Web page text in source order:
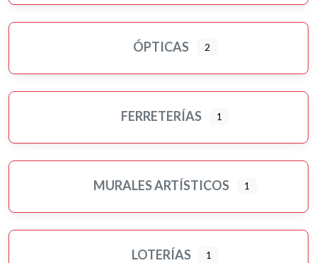
ÓPTICAS 2
FERRETERÍAS 1
MURALES ARTÍSTICOS 1
LOTERÍAS 1